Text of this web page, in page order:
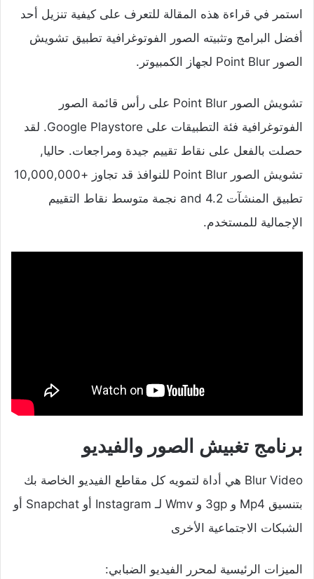
استمر في قراءة هذه المقالة للتعرف على كيفية تنزيل أحد
أفضل البرامج وتثبيته الصور الفوتوغرافية تطبيق تشويش
الصور Point Blur لجهاز الكمبيوتر.
تشويش الصور Point Blur على رأس قائمة الصور
الفوتوغرافية فئة التطبيقات على Google Playstore. لقد
حصلت بالفعل على نقاط تقييم جيدة ومراجعات. حاليا,
تشويش الصور Point Blur للنوافذ قد تجاوز +10,000,000
تطبيق المنشآت and 4.2 نجمة متوسط ​​نقاط التقييم
الإجمالية للمستخدم.
برنامج تغبيش الصور والفيديو
Blur Video هي أداة لتمويه كل مقاطع الفيديو الخاصة بك
بتنسيق Mp4 و 3gp و Wmv لـ Instagram أو Snapchat أو
الشبكات الاجتماعية الأخرى
الميزات الرئيسية لمحرر الفيديو الضبابي: